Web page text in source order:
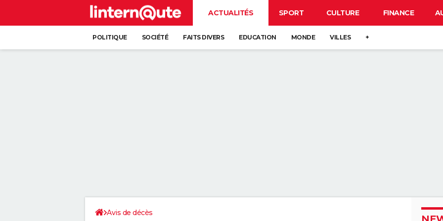
ACTUALITÉS SPORT CULTURE FINANCE
POLITIQUE SOCIÉTÉ FAITS DIVERS EDUCATION MONDE VILLES +
Avis de décès